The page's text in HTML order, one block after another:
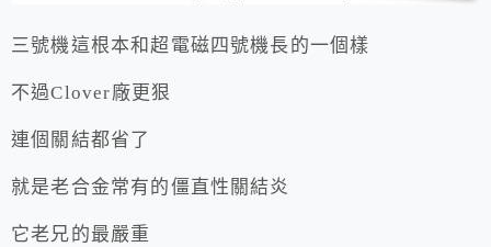
三號機這根本和超電磁四號機長的一個樣
不過Clover廠更狠
連個關結都省了
就是老合金常有的僵直性關結炎
它老兄的最嚴重